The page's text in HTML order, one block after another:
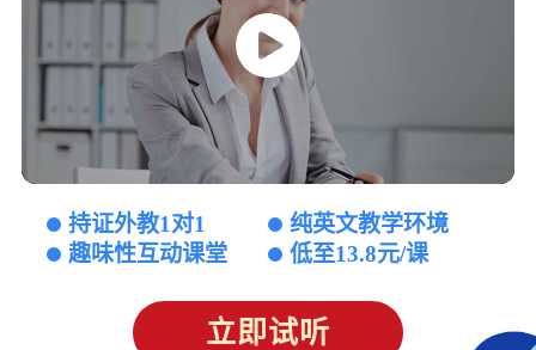
持证外教1对1
纯英文教学环境
趣味性互动课堂
低至13.8元/课
立即试听